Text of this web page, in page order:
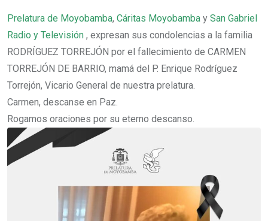
Prelatura de Moyobamba, Cáritas Moyobamba y San Gabriel
Radio y Televisión , expresan sus condolencias a la familia
RODRÍGUEZ TORREJÓN por el fallecimiento de CARMEN
TORREJÓN DE BARRIO, mamá del P. Enrique Rodríguez
Torrejón, Vicario General de nuestra prelatura.
Carmen, descanse en Paz.
Rogamos oraciones por su eterno descanso.